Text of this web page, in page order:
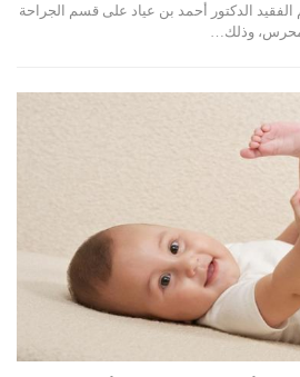
الدكتور أحمد بن عياد على قسم الجراحة
وذلك…